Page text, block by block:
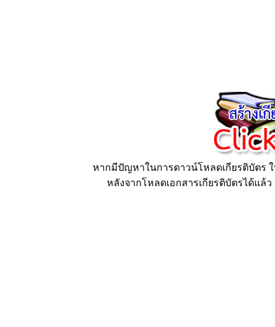
หากมีปัญหาในการดาวน์โหลดเกียรติบัตร
หลังจากโหลดเอกสารเกียรติบัตรได้แล้